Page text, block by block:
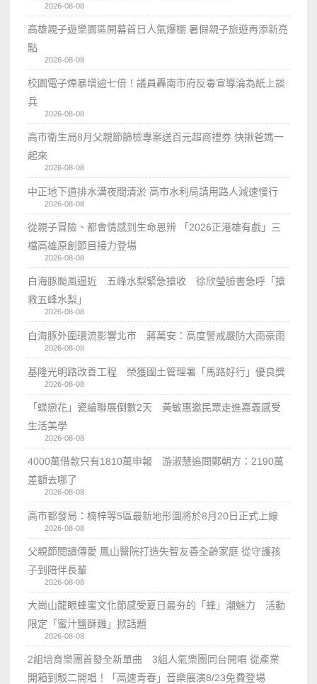
2026-08-08
高雄親子遊樂園區開幕首日人氣爆棚 暑假親子旅遊再添新亮
點
2026-08-08
校園電子煙暴增逾七倍！議員轟南市府反毒宣導淪為紙上談
兵
2026-08-08
高市衛生局8月父親節篩檢專案送百元超商禮券 快揪爸媽一
起來
2026-08-08
中正地下道排水溝夜間清淤 高市水利局請用路人減速慢行
2026-08-08
從親子冒險、都會情感到生命思辨 「2026正港雄有戲」三
檔高雄原創節目接力登場
2026-08-08
白海豚颱風逼近 五峰水梨緊急搶收 徐欣瑩臉書急呼「搶
救五峰水梨」
2026-08-08
白海豚外圍環流影響北市 蔣萬安：高度警戒嚴防大雨豪雨
2026-08-08
基隆光明路改善工程 榮獲國土管理署「馬路好行」優良獎
2026-08-08
「蝶戀花」瓷繪聯展倒數2天 黃敏惠邀民眾走進嘉義感受
生活美學
2026-08-08
4000萬借款只有1810萬申報 游淑慧追問鄭朝方：2190萬
差額去哪了
2026-08-08
高市都發局：楠梓等5區最新地形圖將於8月20日正式上線
2026-08-08
父親節閱讀傳愛 鳳山醫院打造失智友善全齡家庭 從守護孩
子到陪伴長輩
2026-08-08
大崗山龍眼蜂蜜文化節感受夏日最夯的「蜂」潮魅力 活動
限定「蜜汁鹽酥雞」掀話題
2026-08-08
2組培育樂團首發全新單曲 3組人氣樂團同台開唱 從產業
開箱到駁二開唱！「高速青春」音樂展演8/23免費登場